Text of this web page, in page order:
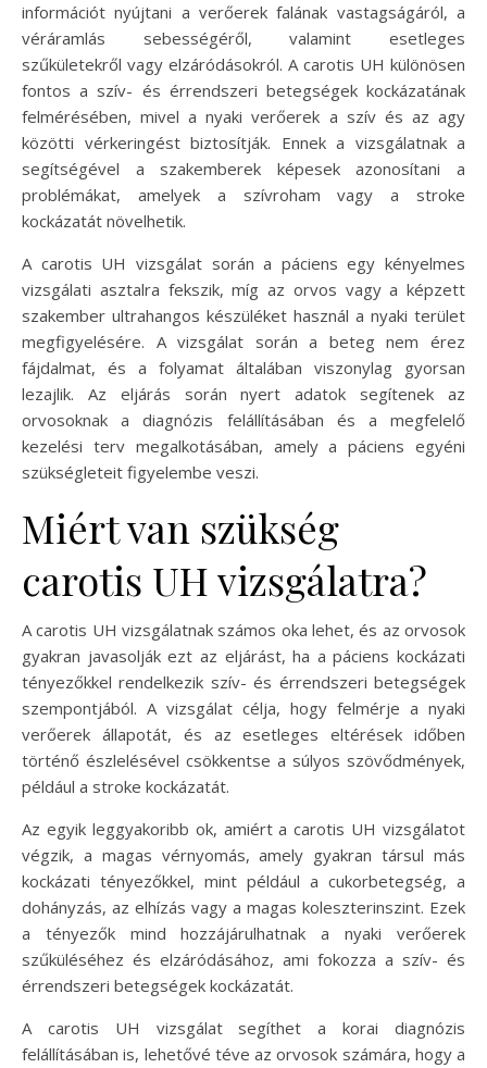
információt nyújtani a verőerek falának vastagságáról, a
véráramlás sebességéről, valamint esetleges
szűkületekről vagy elzáródásokról. A carotis UH különösen
fontos a szív- és érrendszeri betegségek kockázatának
felmérésében, mivel a nyaki verőerek a szív és az agy
közötti vérkeringést biztosítják. Ennek a vizsgálatnak a
segítségével a szakemberek képesek azonosítani a
problémákat, amelyek a szívroham vagy a stroke
kockázatát növelhetik.
A carotis UH vizsgálat során a páciens egy kényelmes
vizsgálati asztalra fekszik, míg az orvos vagy a képzett
szakember ultrahangos készüléket használ a nyaki terület
megfigyelésére. A vizsgálat során a beteg nem érez
fájdalmat, és a folyamat általában viszonylag gyorsan
lezajlik. Az eljárás során nyert adatok segítenek az
orvosoknak a diagnózis felállításában és a megfelelő
kezelési terv megalkotásában, amely a páciens egyéni
szükségleteit figyelembe veszi.
Miért van szükség
carotis UH vizsgálatra?
A carotis UH vizsgálatnak számos oka lehet, és az orvosok
gyakran javasolják ezt az eljárást, ha a páciens kockázati
tényezőkkel rendelkezik szív- és érrendszeri betegségek
szempontjából. A vizsgálat célja, hogy felmérje a nyaki
verőerek állapotát, és az esetleges eltérések időben
történő észlelésével csökkentse a súlyos szövődmények,
például a stroke kockázatát.
Az egyik leggyakoribb ok, amiért a carotis UH vizsgálatot
végzik, a magas vérnyomás, amely gyakran társul más
kockázati tényezőkkel, mint például a cukorbetegség, a
dohányzás, az elhízás vagy a magas koleszterinszint. Ezek
a tényezők mind hozzájárulhatnak a nyaki verőerek
szűküléséhez és elzáródásához, ami fokozza a szív- és
érrendszeri betegségek kockázatát.
A carotis UH vizsgálat segíthet a korai diagnózis
felállításában is, lehetővé téve az orvosok számára, hogy a